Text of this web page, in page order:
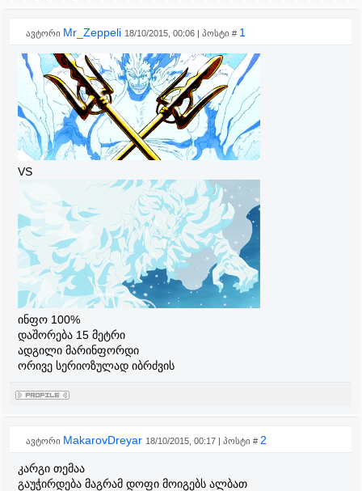
ავტორი Mr_Zeppeli 18/10/2015, 00:06 | პოსტი # 1
VS
ინფო 100%
დაშორება 15 მეტრი
ადგილი მარინფორდი
ორივე სერიოზულად იბრძვის
ავტორი MakarovDreyar 18/10/2015, 00:17 | პოსტი # 2
კარგი თემაა
გაუჭირდება მაგრამ დოფი მოიგებს ალბათ